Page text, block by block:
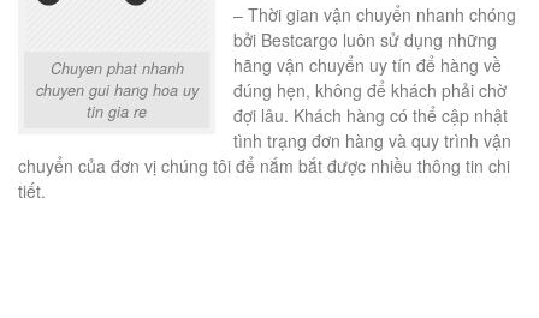
Chuyen phat nhanh
chuyen gui hang hoa uy
tin gia re
– Thời gian vận chuyển nhanh chóng
bởi Bestcargo luôn sử dụng những
hãng vận chuyển uy tín để hàng về
đúng hẹn, không để khách phải chờ
đợi lâu. Khách hàng có thể cập nhật
tình trạng đơn hàng và quy trình vận
chuyển của đơn vị chúng tôi để nắm bắt được nhiều thông tin chi
tiết.